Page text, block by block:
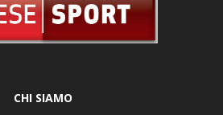
CHI SIAMO